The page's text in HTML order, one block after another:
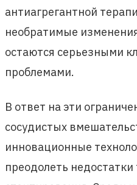
антиагрегантной
необратимые
остаются серьезными
проблемами.
В ответ на эти
сосудистых
инновационные
преодолеть